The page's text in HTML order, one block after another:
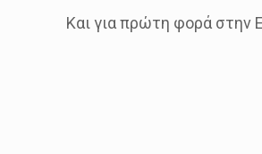
Και για πρώτη φορά στην